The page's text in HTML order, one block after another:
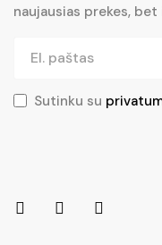
naujausias prekes,
Sutinku su